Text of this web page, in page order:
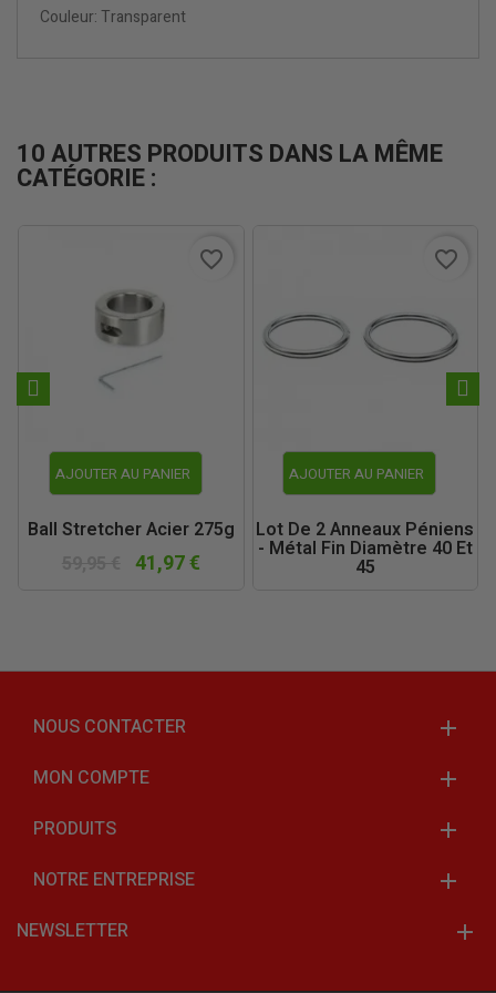
Couleur: Transparent
10 AUTRES PRODUITS DANS LA MÊME
CATÉGORIE :
AJOUTER AU PANIER
Ball Stretcher Acier 275g
41,97 €
favorite_border
AJOUTER AU PANIER
Lot De 2 Anneaux Péniens
- Métal Fin Diamètre 40 Et
45
favorite_border
NOUS CONTACTER
MON COMPTE
PRODUITS
NOTRE ENTREPRISE
NEWSLETTER